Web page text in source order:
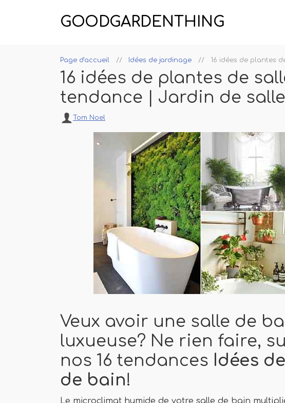
GOODGARDENTHING
Page d'accueil Idées de jardinage 16 idées de plantes
16 idées de plantes de
tendance | Jardin de
Tom Noel
Veux avoir une salle de
luxueuse? Ne rien faire,
nos 16 tendances Idées
de bain!
Le microclimat humide de votre salle de bain